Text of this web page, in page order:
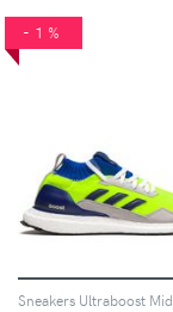
-1%
Sneakers Ultraboost Mid